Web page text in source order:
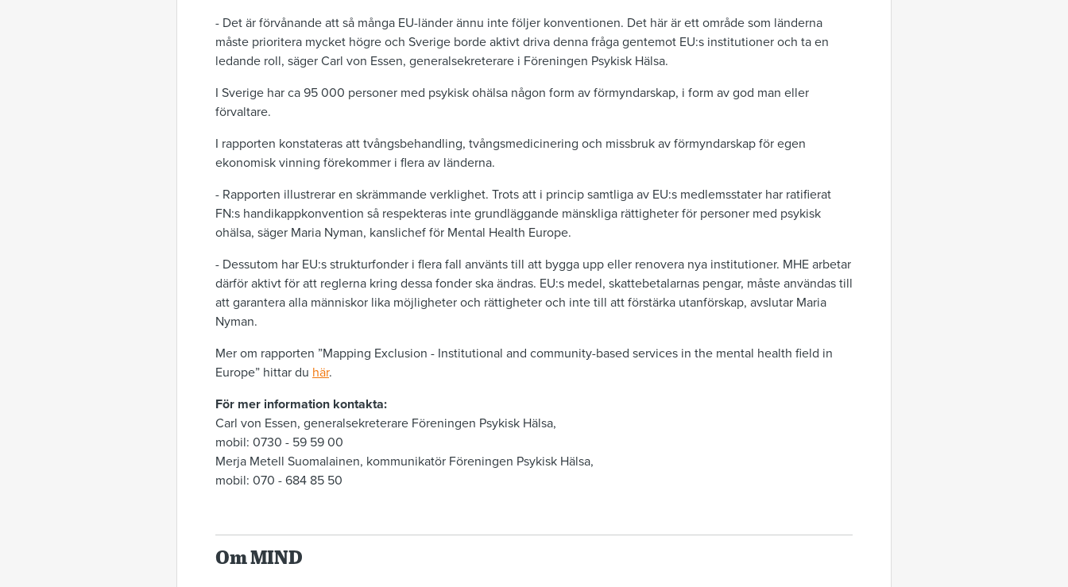
- Det är förvånande att så många EU-länder ännu inte följer konventionen. Det här är ett område som länderna
måste prioritera mycket högre och Sverige borde aktivt driva denna fråga gentemot EU:s institutioner och ta en
ledande roll, säger Carl von Essen, generalsekreterare i Föreningen Psykisk Hälsa.
I Sverige har ca 95 000 personer med psykisk ohälsa någon form av förmyndarskap, i form av god man eller
förvaltare.
I rapporten konstateras att tvångsbehandling, tvångsmedicinering och missbruk av förmyndarskap för egen
ekonomisk vinning förekommer i flera av länderna.
- Rapporten illustrerar en skrämmande verklighet. Trots att i princip samtliga av EU:s medlemsstater har ratifierat
FN:s handikappkonvention så respekteras inte grundläggande mänskliga rättigheter för personer med psykisk
ohälsa, säger Maria Nyman, kanslichef för Mental Health Europe.
- Dessutom har EU:s strukturfonder i flera fall använts till att bygga upp eller renovera nya institutioner. MHE arbetar
därför aktivt för att reglerna kring dessa fonder ska ändras. EU:s medel, skattebetalarnas pengar, måste användas till
att garantera alla människor lika möjligheter och rättigheter och inte till att förstärka utanförskap, avslutar Maria
Nyman.
Mer om rapporten ”Mapping Exclusion - Institutional and community-based services in the mental health field in
Europe” hittar du här.
För mer information kontakta:
Carl von Essen, generalsekreterare Föreningen Psykisk Hälsa,
mobil: 0730 - 59 59 00
Merja Metell Suomalainen, kommunikatör Föreningen Psykisk Hälsa,
mobil: 070 - 684 85 50
Om MIND